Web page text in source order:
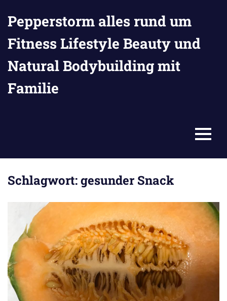
Inhalt
springen
Pepperstorm alles rund um
Fitness Lifestyle Beauty und
Natural Bodybuilding mit
Familie
MENU
Schlagwort:gesunder Snack